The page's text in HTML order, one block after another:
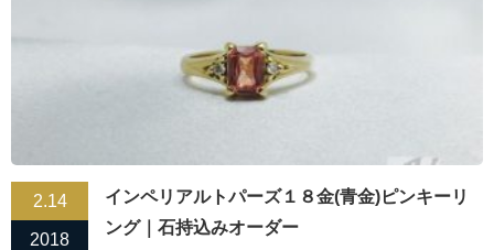
2.14
2018
インペリアルトパーズ１８金(青金)ピンキーリ
ング｜石持込みオーダー